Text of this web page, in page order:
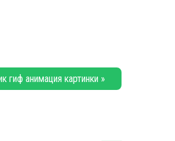
гиф анимация картинки »